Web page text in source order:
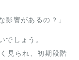
影響があるの？」
でしょう。
見られ、初期段階